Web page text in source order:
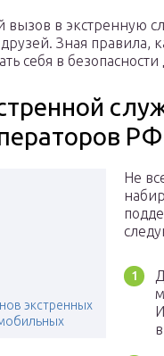
в экстренную
Зная правила,
себя в
РФ
экстренных
Не